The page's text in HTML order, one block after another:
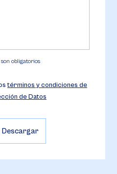
obligatorios
términos y condiciones de
de Datos